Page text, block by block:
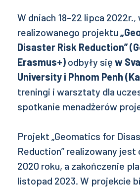
W dniach 18-22 lipca 2022r.,
realizowanego projektu
Disaster Risk Reduction”
Erasmus+) odbyły się w
University i Phnom Penh
treningi i warsztaty dla
spotkanie menadżerów
Projekt „Geomatics for
Reduction” realizowany jest
2020 roku, a zakończenie
listopad 2023. W projekcie